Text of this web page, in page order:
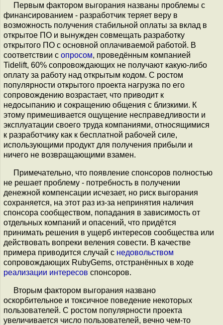
Первым фактором выгорания названы проблемы с
финансированием - разработчик теряет веру в
возможность получения стабильной оплаты за вклад в
открытое ПО и вынужден совмещать разработку
открытого ПО с основной оплачиваемой работой. В
соответствии с опросом, проведённым компанией
Tidelift, 60% сопровождающих не получают какую-либо
оплату за работу над открытым кодом. С ростом
популярности открытого проекта нагрузка по его
сопровождению возрастает, что приводит к
недосыпанию и сокращению общения с близкими. К
этому примешивается ощущение несправедливости и
эксплуатации своего труда компаниями, относящимися
к разработчику как к бесплатной рабочей силе,
использующими продукт для получения прибыли и
ничего не возвращающими взамен.
Примечательно, что появление спонсоров полностью
не решает проблему - потребность в получении
денежной компенсации исчезает, но риск выгорания
сохраняется, на этот раз из-за непринятия наличия
спонсора сообществом, попадания в зависимость от
отдельных компаний и опасений, что придётся
принимать решения в ущерб интересов сообщества или
действовать вопреки веления совести. В качестве
примера приводится случай с недовольством
сопровождающих RubyGems, отстранённых в ходе
реализации интересов спонсоров.
Вторым фактором выгорания названо
оскорбительное и токсичное поведение некоторых
пользователей. С ростом популярности проекта
увеличивается число пользователей, вечно чем-то